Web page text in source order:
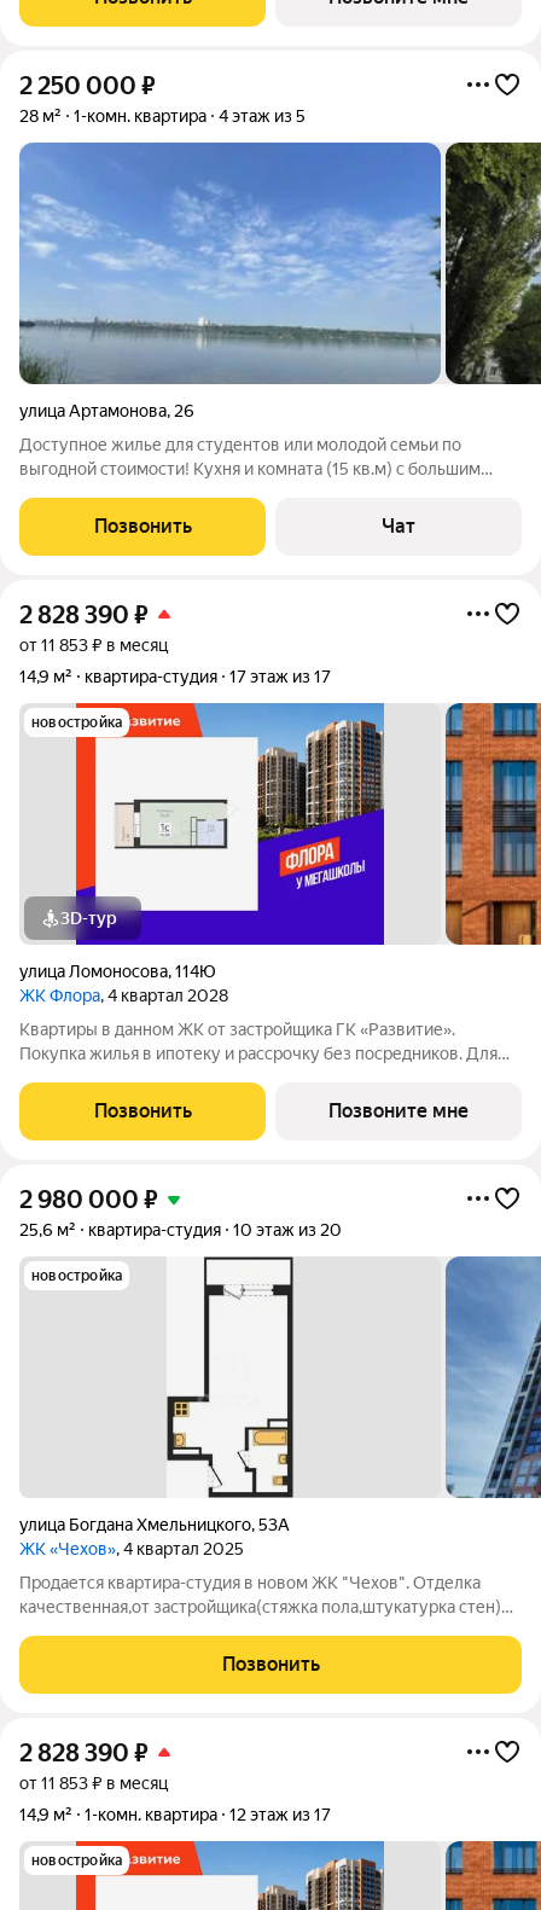
2 250 000 ₽
28 м² 1-комн. квартира 4 этаж из 5
улица Артамонова, 26
Доступное жилье для студентов или молодой семьи по
выгодной стоимости! Кухня и комната (15 кв.м) с большим
современные радиаторы. На кухне со подключена (вода, слив,
стиральная машина), есть техническая
Позвонить Чат
2 828 390 ₽
от 11 853 ₽ в месяц
14,9 м²
квартира-студия 17 этаж из 17
новостройка
3D-тур
улица Ломоносова,114Ю
ЖК Флора, 4 квартал 2028
Квартиры в данном ЖК от застройщика ГК «Развитие».
Покупка жилья в ипотеку и рассрочку без посредников. Для
обращайтесь в отдел продаж застройщика.
Позвонить Позвоните мне
2 980 000 ₽
25,6 м² квартира-студия 10 этаж из 20
новостройка
улица Богдана Хмельницкого,53А
ЖК «Чехов», 4 квартал 2025
Продается квартира-студия в новом ЖК "Чехов". Отделка
качественная,от застройщика(стяжка пола,штукатурка стен)
Удобная планировка,есть ниша для кухни и просторная
комната. Благоустроенная территория
Позвонить
2 828 390 ₽
от 11 853 ₽ в месяц
14,9 м²
1-комн. квартира 12 этаж из 17
новостройка